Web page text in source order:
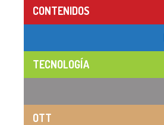
CONTENIDOS
TECNOLOGÍA
OTT